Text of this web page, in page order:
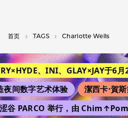
首页 T­A­G­S Charlotte Wells
、INI、GLAY×JAY于6月
间数字艺术体验
潔西卡·賀斯
PARCO 举行，由 Chim↑Pom